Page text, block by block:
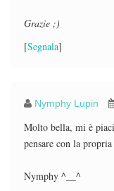
Grazie ;)
[Segnala]
Nymphy Lupin
Molto bella, mi è
pensare con la
Nymphy ^__^